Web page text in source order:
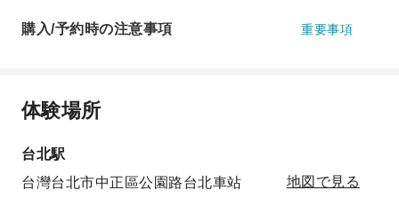
購入/予約時の注意事項 重要事項
体験場所
台北駅
台灣台北市中正區公園路台北車站
地図で見る